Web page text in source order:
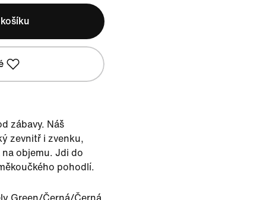
zábavy. Náš
zevnitř i zvenku,
objemu. Jdi do
pohodlí.
Green/Černá/Černá